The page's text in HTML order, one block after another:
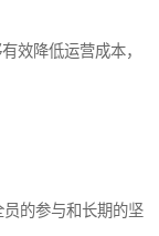
效降低运营成本，
员的参与和长期的坚